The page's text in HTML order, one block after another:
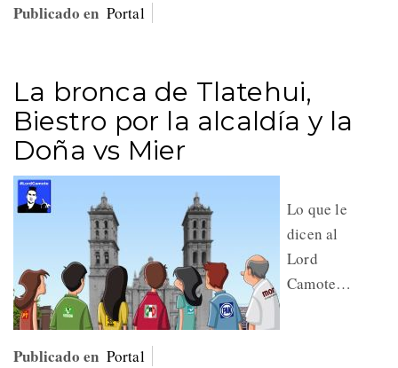
Publicado en Portal
La bronca de Tlatehui,
Biestro por la alcaldía y la
Doña vs Mier
Lo que le
dicen al
Lord
Camote…
Publicado en Portal